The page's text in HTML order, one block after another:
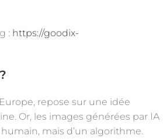
: https://goodix-
?
repose sur une idée
Or, les images générées par IA
mais d’un algorithme.